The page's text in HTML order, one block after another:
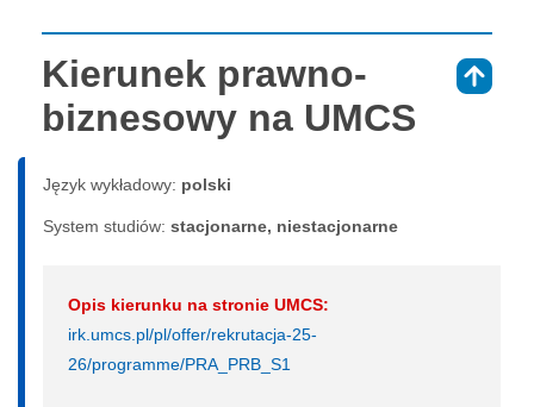
Kierunek prawno-
biznesowy na UMCS
Język wykładowy: polski
System studiów: sta­cjo­nar­ne, nie­sta­cjo­nar­ne
Opis kierunku na stronie UMCS:
irk.umcs.pl/pl/offer/rekrutacja-25-
26/programme/PRA_PRB_S1